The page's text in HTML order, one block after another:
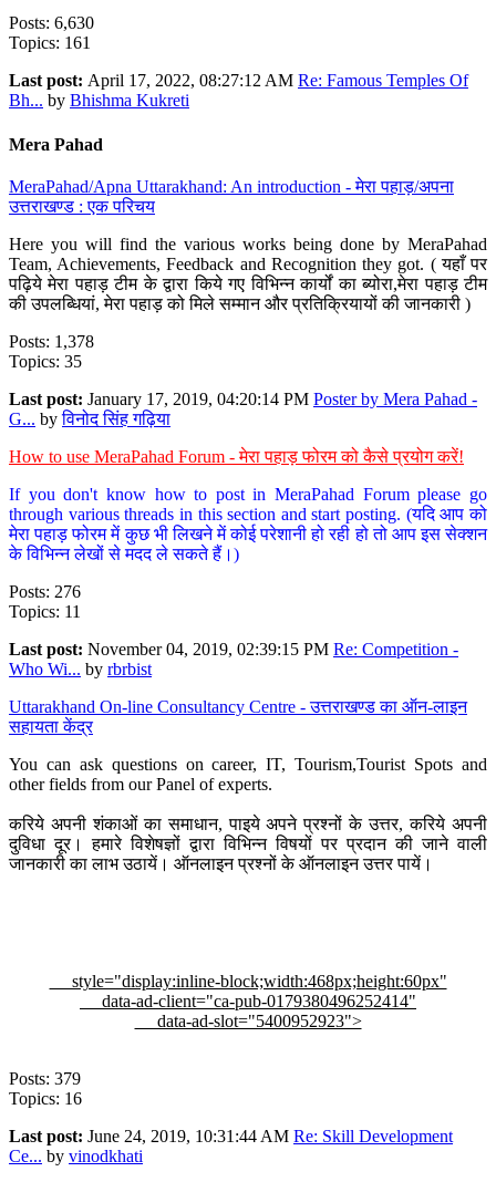
Posts: 6,630
Topics: 161
Last post: April 17, 2022, 08:27:12 AM Re: Famous Temples Of
Bh... by Bhishma Kukreti
Mera Pahad
MeraPahad/Apna Uttarakhand: An introduction - मेरा पहाड़/अपना
उत्तराखण्ड : एक परिचय
Here you will find the various works being done by MeraPahad
Team, Achievements, Feedback and Recognition they got. ( यहाँ पर
पढ़िये मेरा पहाड़ टीम के द्वारा किये गए विभिन्न कार्यों का ब्योरा,मेरा पहाड़ टीम
की उपलब्धियां, मेरा पहाड़ को मिले सम्मान और प्रतिक्रियायों की जानकारी )
Posts: 1,378
Topics: 35
Last post: January 17, 2019, 04:20:14 PM Poster by Mera Pahad -
G... byविनोद सिंह गढ़िया
How to use MeraPahad Forum - मेरा पहाड़ फोरम को कैसे प्रयोग करें!
If you don't know how to post in MeraPahad Forum please go
through various threads in this section and start posting. (यदि आप को
मेरा पहाड़ फोरम में कुछ भी लिखने में कोई परेशानी हो रही हो तो आप इस सेक्शन
के विभिन्न लेखों से मदद ले सकते हैं।)
Posts: 276
Topics: 11
Last post: November 04, 2019, 02:39:15 PM Re: Competition -
Who Wi... by rbrbist
Uttarakhand On-line Consultancy Centre - उत्तराखण्ड का ऑन-लाइन
सहायता केंद्र
You can ask questions on career, IT, Tourism,Tourist Spots and
other fields from our Panel of experts.
करिये अपनी शंकाओं का समाधान, पाइये अपने प्रश्नों के उत्तर, करिये अपनी
दुविधा दूर। हमारे विशेषज्ञों द्वारा विभिन्न विषयों पर प्रदान की जाने वाली
जानकारी का लाभ उठायें। ऑनलाइन प्रश्नों के ऑनलाइन उत्तर पायें।
style="display:inline-block;width:468px;height:60px"
data-ad-client="ca-pub-0179380496252414"
data-ad-slot="5400952923">
Posts: 379
Topics: 16
Last post: June 24, 2019, 10:31:44 AM Re: Skill Development
Ce... by vinodkhati